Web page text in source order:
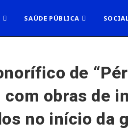
SAÚDE PÚBLICA
de
obras de
no início da